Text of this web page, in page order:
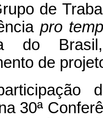
de
pro
do
de
30ª